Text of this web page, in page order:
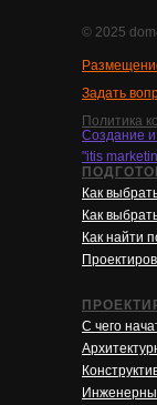
Как
© 2025
Как
Как найти
С чего
Политика
Задать
Создание и
"itis